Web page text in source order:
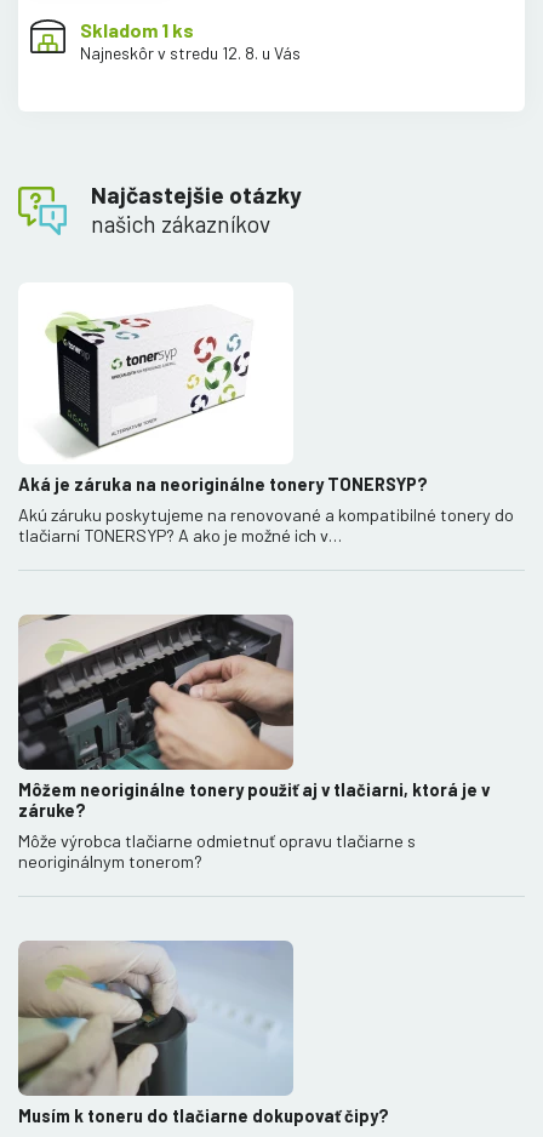
Skladom 1 ks
Najneskôr v stredu 12. 8. u Vás
Najčastejšie otázky
našich zákazníkov
Aká je záruka na neoriginálne tonery TONERSYP?
Akú záruku poskytujeme na renovované a kompatibilné tonery do
tlačiarní TONERSYP? A ako je možné ich v…
Môžem neoriginálne tonery použiť aj v tlačiarni, ktorá je v
záruke?
Môže výrobca tlačiarne odmietnuť opravu tlačiarne s
neoriginálnym tonerom?
Musím k toneru do tlačiarne dokupovať čipy?